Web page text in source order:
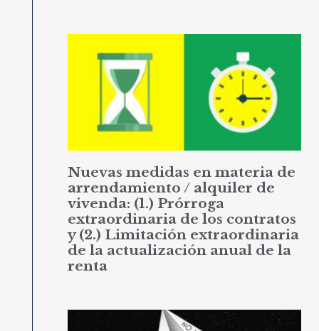
Nuevas medidas en materia de
arrendamiento / alquiler de
vivenda: (1.) Prórroga
extraordinaria de los contratos
y (2.) Limitación extraordinaria
de la actualización anual de la
renta